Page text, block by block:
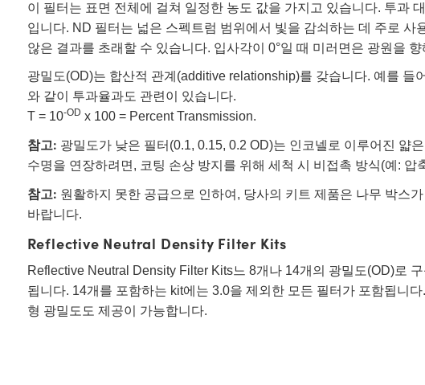
이 필터는 표면 전체에 걸쳐 일정한 농도 값을 가지고 있습니다. 투과
입니다. ND 필터는 넓은 스펙트럼 범위에서 빛을 감쇠하는 데 주로
않은 결과를 초래할 수 있습니다. 입사각이 0°일 때 미러면은 광원을
광밀도(OD)는 합산적 관계(additive relationship)를 갖습니다. 예를
와 같이 투과율과도 관련이 있습니다.
T = 10-OD x 100 = Percent Transmission.
참고: 광밀도가 낮은 필터(0.1, 0.15, 0.2 OD)는 인코넬로 이루어진 얇
수명을 연장하려면, 코팅 손상 방지를 위해 세척 시 비접촉 방식(예:
참고: 원활하지 못한 공급으로 인하여, 당사의 키트 제품은 나무 박스
바랍니다.
Reflective Neutral Density Filter Kits
Reflective Neutral Density Filter Kits느 8개나 14개의 광밀도(OD)로
됩니다. 14개를 포함하는 kit에는 3.0을 제외한 모든 필터가 포함됩니
형 광밀도도 제공이 가능합니다.